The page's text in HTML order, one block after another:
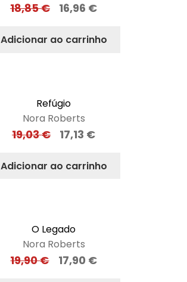
18,85€ 16,96 €
Adicionar ao carrinho
Refúgio
Nora Roberts
19,03€ 17,13 €
Adicionar ao carrinho
O Legado
Nora Roberts
19,90€ 17,90 €